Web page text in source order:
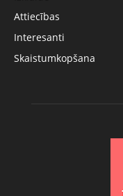
Attiecības
Interesanti
Skaistumkopšana